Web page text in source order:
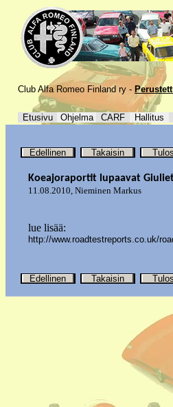
Club Alfa Romeo Finland ry -
Etusivu Ohjelma CARF Hallitus
Edellinen Takaisin
Koeajoraportit lupaavat
11.08.2010, Nieminen Markus
lue lisää:
http://www.roadtestreports.co.uk/
Edellinen Takaisin